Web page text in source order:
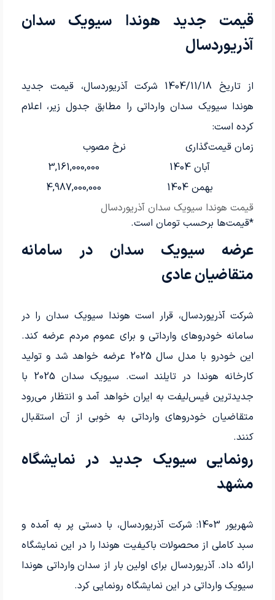
قیمت جدید هوندا سیویک سدان
آذریوردسال
از تاریخ 1404/11/18 شرکت آذریوردسال، قیمت جدید
هوندا سیویک سدان وارداتی را مطابق جدول زیر، اعلام
کرده است:
قیمت هوندا سیویک سدان آذریوردسال
زمان قیمت‌گذاری
نرخ مصوب
آبان 1404
3,161,000,000
بهمن 1404
4,987,000,000
*قیمت‌ها برحسب تومان است.
عرضه سیویک سدان در سامانه
متقاضیان عادی
شرکت آذریوردسال، قرار است هوندا سیویک سدان را در
سامانه خودروهای وارداتی و برای عموم مردم عرضه کند.
این خودرو با مدل سال 2025 عرضه خواهد شد و تولید
کارخانه هوندا در تایلند است. سیویک سدان 2025 با
جدیدترین فیس‌لیفت به ایران خواهد آمد و انتظار می‌رود
متقاضیان خودروهای وارداتی به خوبی از آن استقبال
کنند.
رونمایی سیویک جدید در نمایشگاه
مشهد
شهریور 1403: شرکت آذریوردسال، با دستی پر به آمده و
سبد کاملی از محصولات باکیفیت هوندا را در این نمایشگاه
ارائه داد. آذریوردسال برای اولین بار از سدان وارداتی هوندا
سیویک وارداتی در این نمایشگاه رونمایی کرد.